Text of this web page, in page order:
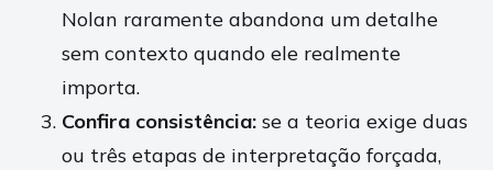
Nolan raramente abandona um detalhe
sem contexto quando ele realmente
importa.
Confira consistência: se a teoria exige duas
ou três etapas de interpretação forçada,